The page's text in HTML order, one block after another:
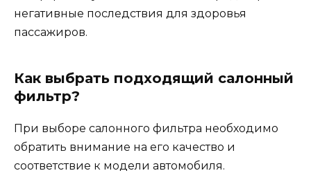
негативные последствия для здоровья
пассажиров.
Как выбрать подходящий салонный
фильтр?
При выборе салонного фильтра необходимо
обратить внимание на его качество и
соответствие к модели автомобиля.